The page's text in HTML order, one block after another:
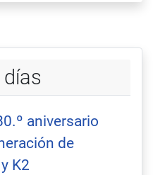
aniversario
de
K2